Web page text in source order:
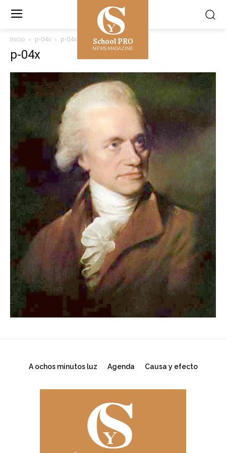
School PRO
NEWS MAGAZINE
Inicio p-04x p-04x
p-04x
A ochos minutos luz Agenda Causa y efecto